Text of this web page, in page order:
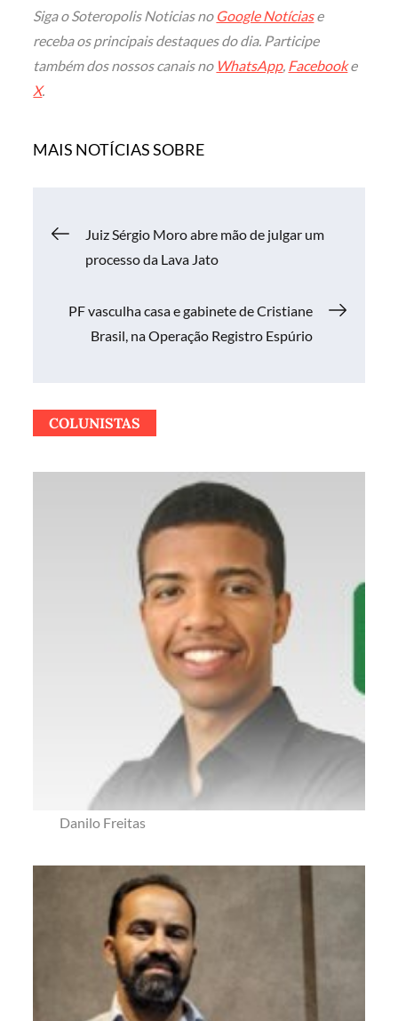
Siga o Soteropolis Noticias no Google Notíciase
receba os principais destaques do dia. Participe
também dos nossos canais no WhatsApp, Facebooke
X.
MAIS NOTÍCIAS SOBRE
Navegação
Post
Juiz Sérgio Moro abre mão de julgar um
processo da Lava Jato
PF vasculha casa e gabinete de Cristiane
Brasil, na Operação Registro Espúrio
COLUNISTAS
Danilo Freitas